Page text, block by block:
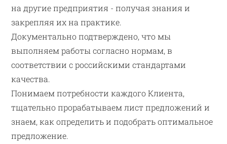
на другие предприятия - получая знания и
закрепляя их на практике.
Документально подтверждено, что мы
выполняем работы согласно нормам, в
соответствии с российскими стандартами
качества.
Понимаем потребности каждого Клиента,
тщательно прорабатываем лист предложений и
знаем, как определить и подобрать оптимальное
предложение.